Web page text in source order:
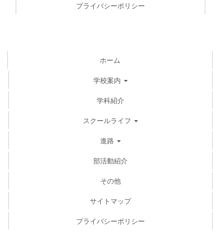
プライバシーポリシー
ホーム
学校案内
学科紹介
スクールライフ
進路
部活動紹介
その他
サイトマップ
プライバシーポリシー